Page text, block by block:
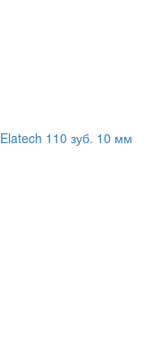
110 зуб. 10 мм